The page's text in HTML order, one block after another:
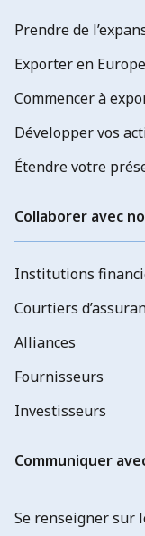
Prendre de
Exporter en Europe
Commencer à
Développer vos
Étendre votre
Collaborer avec
Institutions
Courtiers
Alliances
Fournisseurs
Investisseurs
Communiquer
Se renseigner sur